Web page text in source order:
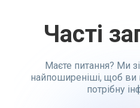
Часті
Маєте питання? Ми
найпоширеніші, щоб
потрібну